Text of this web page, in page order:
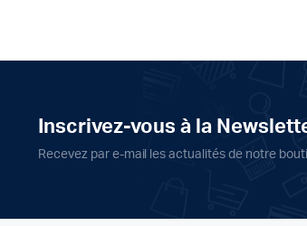
Inscrivez-vous à la
Recevez par e-mail les actualités de notre